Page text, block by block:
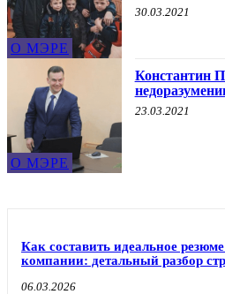
О МЭРЕ
30.03.2021
О МЭРЕ
Константин
23.03.2021
Как составить идеальное
компании: детальный разбор
06.03.2026